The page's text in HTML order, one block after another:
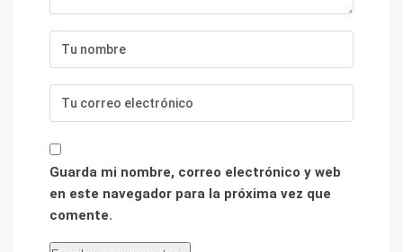
Guarda mi nombre, correo electrónico y web
en este navegador para la próxima vez que
comente.